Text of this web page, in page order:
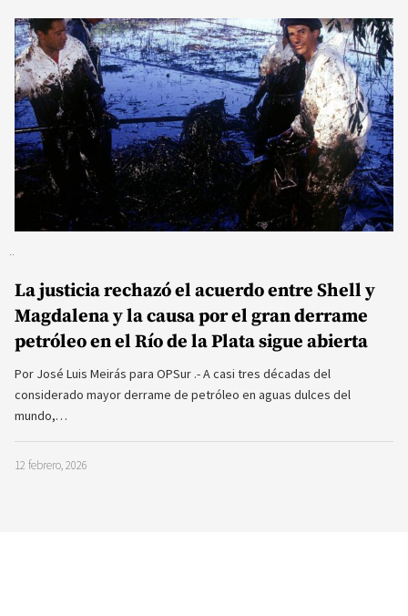
La justicia rechazó el acuerdo entre Shell y
Magdalena y la causa por el gran derrame
petróleo en el Río de la Plata sigue abierta
Por José Luis Meirás para OPSur .- A casi tres décadas del
considerado mayor derrame de petróleo en aguas dulces del
mundo,…
12 febrero, 2026